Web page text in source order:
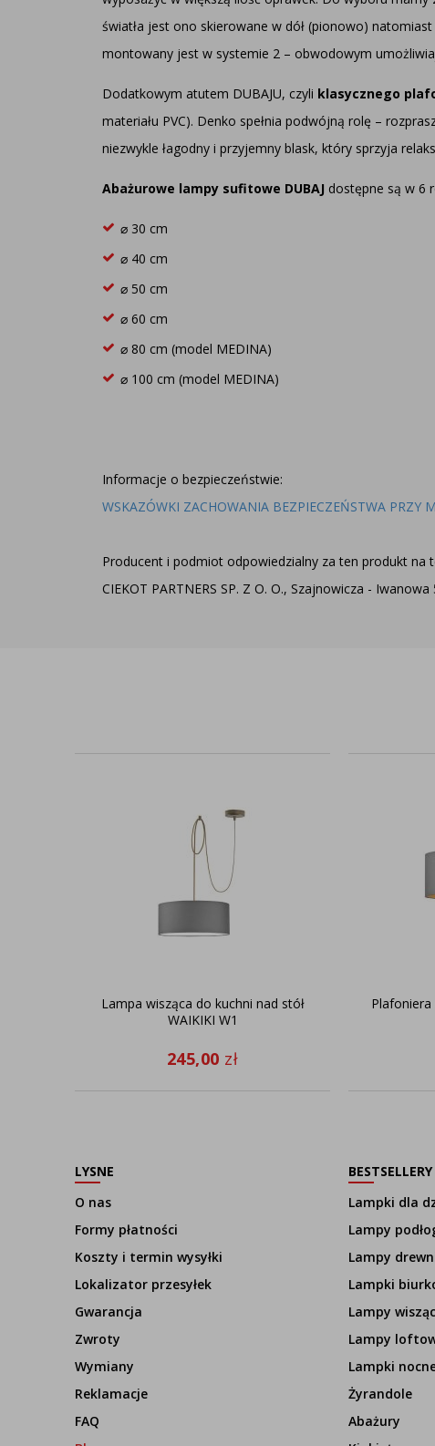
światła jest ono skierowane w dół (pionowo)
montowany jest w systemie 2 – obwodowym
Dodatkowym atutem DUBAJU, czyli klasycznego
materiału PVC). Denko spełnia podwójną rolę –
niezwykle łagodny i przyjemny blask, który sprzyja
Abażurowe lampy sufitowe DUBAJ dostępne są w 6
⌀ 30 cm
⌀ 40 cm
⌀ 50 cm
⌀ 60 cm
⌀ 80 cm (model MEDINA)
⌀ 100 cm (model MEDINA)
Informacje o bezpieczeństwie:
WSKAZÓWKI ZACHOWANIA BEZPIECZEŃSTWA PRZY
Producent i podmiot odpowiedzialny za ten produkt na
CIEKOT PARTNERS SP. Z O. O., Szajnowicza -
Lampa wisząca do kuchni nad stół
WAIKIKI W1
245,00 zł
Plafoniera
LYSNE
O nas
Formy płatności
Koszty i termin wysyłki
Lokalizator przesyłek
Gwarancja
Zwroty
Wymiany
Reklamacje
FAQ
BESTSELLERY
Lampki dla
Lampy
Lampy
Lampki
Lampy
Lampy
Lampki
Żyrandole
Abażury